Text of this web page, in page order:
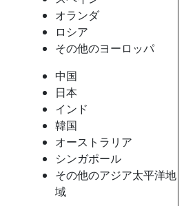
オランダ
ロシア
その他のヨーロッパ
中国
日本
インド
韓国
オーストラリア
シンガポール
その他のアジア太平洋地
域